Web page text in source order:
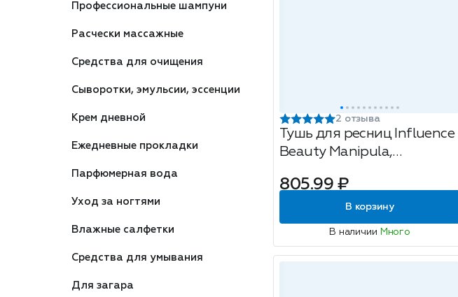
Профессиональные шампуни
Расчески массажные
Средства для очищения
Сыворотки, эмульсии, эссенции
Крем дневной
Ежедневные прокладки
Парфюмерная вода
Уход за ногтями
Влажные салфетки
Средства для умывания
Для загара
2 отзыва
Тушь для ресниц Influence
Beauty Manipula,
удлинение, тон: 02
коричневый, 10мл
805.99 ₽
В корзину
В наличии Много